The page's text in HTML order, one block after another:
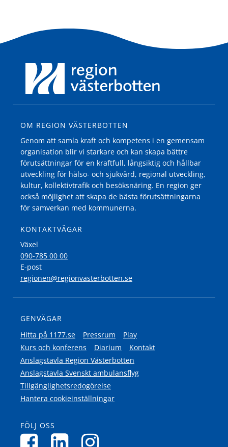
OM REGION VÄSTERBOTTEN
Genom att samla kraft och kompetens i en gemensam
organisation blir vi starkare och kan skapa bättre
förutsättningar för en kraftfull, långsiktig och hållbar
utveckling för hälso- och sjukvård, regional utveckling,
kultur, kollektivtrafik och besöksnäring. En region ger
också möjlighet att skapa de bästa förutsättningarna
för samverkan med kommunerna.
KONTAKTVÄGAR
Växel
090-785 00 00
E-post
regionen@regionvasterbotten.se
GENVÄGAR
Hitta på 1177.se
Pressrum
Play
Kurs och konferens
Diarium
Kontakt
Anslagstavla Region Västerbotten
Anslagstavla Svenskt ambulansflyg
Tillgänglighetsredogörelse
Hantera cookieinställningar
FÖLJ OSS